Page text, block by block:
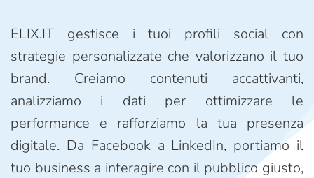
ELIX.IT gestisce i tuoi profili social con
strategie personalizzate che valorizzano il tuo
brand. Creiamo contenuti accattivanti,
analizziamo i dati per ottimizzare le
performance e rafforziamo la tua presenza
digitale. Da Facebook a LinkedIn, portiamo il
tuo business a interagire con il pubblico giusto,